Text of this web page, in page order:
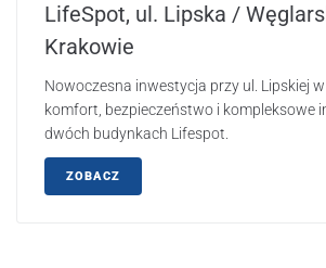
LifeSpot, ul. Lipska /
Krakowie
Nowoczesna inwestycja przy ul. Lipskiej
komfort, bezpieczeństwo i kompleksowe
dwóch budynkach Lifespot.
ZOBACZ